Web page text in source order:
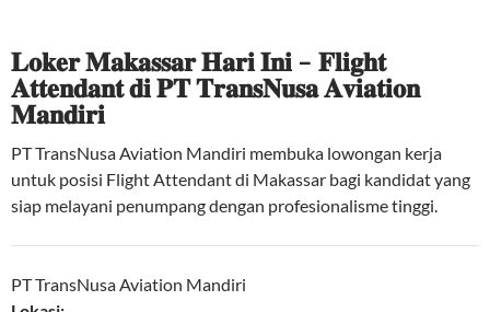
𝐋𝐨𝐤𝐞𝐫 𝐌𝐚𝐤𝐚𝐬𝐬𝐚𝐫 𝐇𝐚𝐫𝐢 𝐈𝐧𝐢 – 𝐅𝐥𝐢𝐠𝐡𝐭
𝐀𝐭𝐭𝐞𝐧𝐝𝐚𝐧𝐭 𝐝𝐢 𝐏𝐓 𝐓𝐫𝐚𝐧𝐬𝐍𝐮𝐬𝐚 𝐀𝐯𝐢𝐚𝐭𝐢𝐨𝐧
𝐌𝐚𝐧𝐝𝐢𝐫𝐢
PT TransNusa Aviation Mandiri membuka lowongan kerja
untuk posisi Flight Attendant di Makassar bagi kandidat yang
siap melayani penumpang dengan profesionalisme tinggi.
PT TransNusa Aviation Mandiri